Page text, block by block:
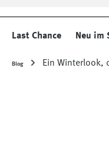
Last Chance Neu im
Blog Ein Winterlook,